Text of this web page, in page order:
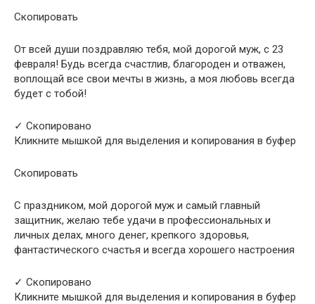
Скопировать
От всей души поздравляю тебя, мой дорогой муж, с 23
февраля! Будь всегда счастлив, благороден и отважен,
воплощай все свои мечты в жизнь, а моя любовь всегда
будет с тобой!
✓ Скопировано
Кликните мышкой для выделения и копирования в буфер
Скопировать
С праздником, мой дорогой муж и самый главный
защитник, желаю тебе удачи в профессиональных и
личных делах, много денег, крепкого здоровья,
фантастического счастья и всегда хорошего настроения
✓ Скопировано
Кликните мышкой для выделения и копирования в буфер